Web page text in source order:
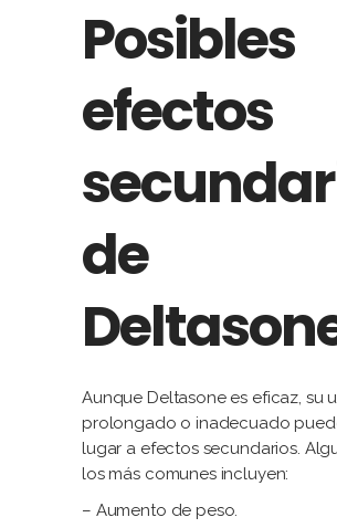
Posibles
efectos
de
Aunque Deltasone es eficaz, su
prolongado o inadecuado
lugar a efectos secundarios.
los más comunes incluyen:
– Aumento de peso.